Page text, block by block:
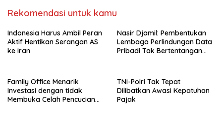
Rekomendasi untuk kamu
Indonesia Harus Ambil Peran
Aktif Hentikan Serangan AS
ke Iran
Nasir Djamil: Pembentukan
Lembaga Perlindungan Data
Pribadi Tak Bertentangan
Family Office Menarik
Investasi dengan tidak
Membuka Celah Pencucian
TNI-Polri Tak Tepat
Dilibatkan Awasi Kepatuhan
Pajak